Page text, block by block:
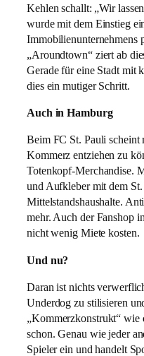
Kehlen schallt: „Wir
wurde mit dem Einstieg
Immobilienunternehmens
„Aroundtown“ ziert ab
Gerade für eine Stadt mit
dies ein mutiger Schritt.
Auch in Hamburg
Beim FC St. Pauli scheint
Kommerz entziehen zu
Totenkopf-Merchandise.
und Aufkleber mit dem
Mittelstandshaushalte.
mehr. Auch der Fanshop
nicht wenig Miete kosten.
Und nu?
Daran ist nichts
Underdog zu stilisieren
„Kommerzkonstrukt“ wie
schon. Genau wie jeder
Spieler ein und handelt